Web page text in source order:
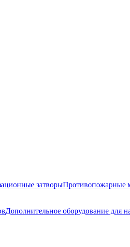
затворыПротивопожарные
Дополнительное оборудование для